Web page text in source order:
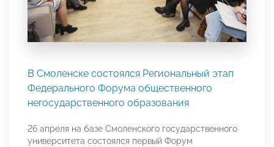
В Смоленске состоялся Региональный этап
Федерального Форума общественного
негосударственного образования
26 апреля на базе Смоленского государственного
университета состоялся первый Форум